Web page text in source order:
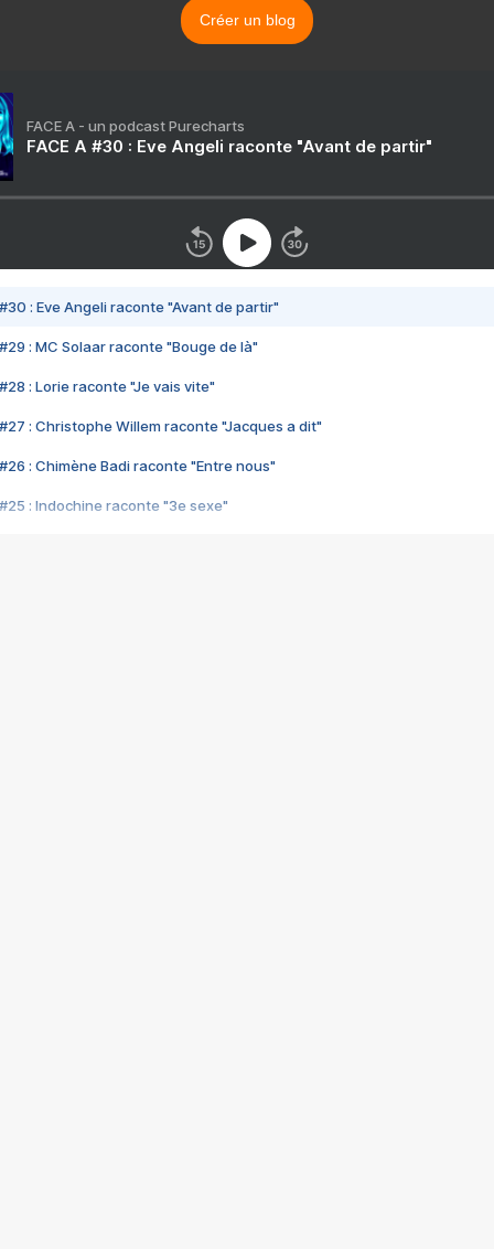
Créer un blog
FACE A - un podcast Purecharts
FACE A #30 : Eve Angeli raconte "Avant de partir"
#30 : Eve Angeli raconte "Avant de partir"
#29 : MC Solaar raconte "Bouge de là"
#28 : Lorie raconte "Je vais vite"
#27 : Christophe Willem raconte "Jacques a dit"
#26 : Chimène Badi raconte "Entre nous"
#25 : Indochine raconte "3e sexe"